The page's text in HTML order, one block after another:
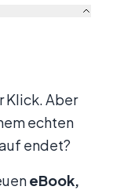
Klick. Aber
echten
endet?
eBook,